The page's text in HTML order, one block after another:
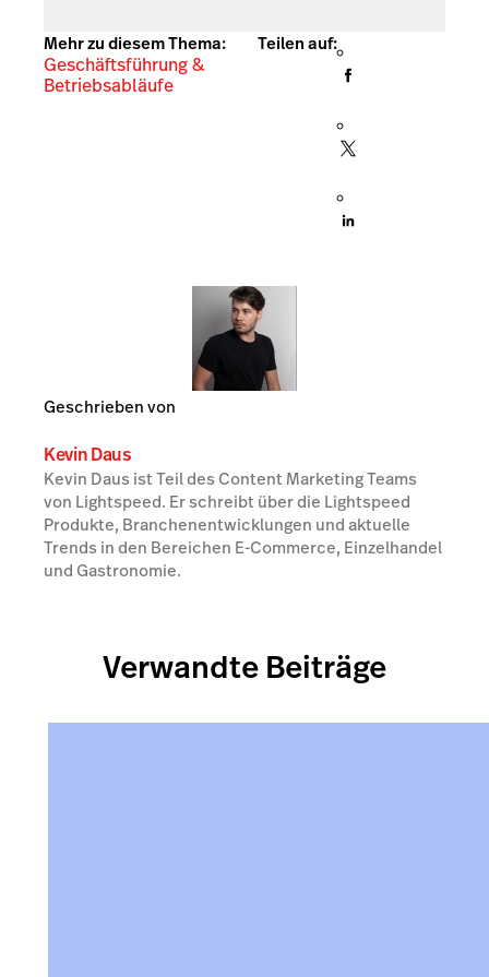
Mehr zu diesem Thema:
Geschäftsführung &
Betriebsabläufe
Teilen auf:
Geschrieben von
Kevin Daus
Kevin Daus ist Teil des Content Marketing Teams
von Lightspeed. Er schreibt über die Lightspeed
Produkte, Branchenentwicklungen und aktuelle
Trends in den Bereichen E-Commerce, Einzelhandel
und Gastronomie.
Verwandte Beiträge